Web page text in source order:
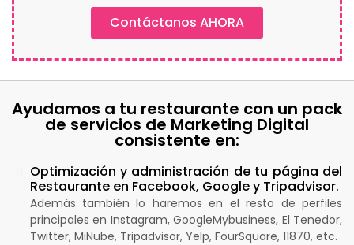
Contáctanos AHORA
Ayudamos a tu restaurante con un pack
de servicios de Marketing Digital
consistente en:
Optimización y administración de tu página del
Restaurante en Facebook, Google y Tripadvisor.
Además también lo haremos en el resto de perfiles
principales en Instagram, GoogleMybusiness, El Tenedor,
Twitter, MiNube, Tripadvisor, Yelp, FourSquare, 11870, etc.